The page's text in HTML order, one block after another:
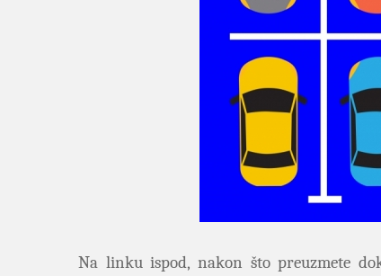
Na linku ispod, nakon što preuzmete